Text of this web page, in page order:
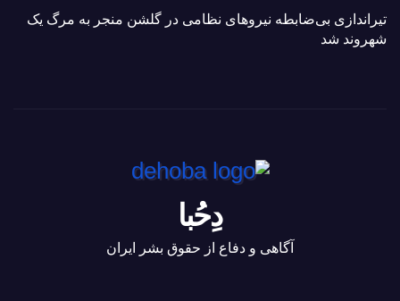
تیراندازی بی‌ضابطه نیروهای نظامی در گلشن منجر به مرگ یک
شهروند شد
دِحُبا
آگاهی و دفاع از حقوق بشر ایران